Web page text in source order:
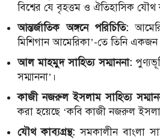
বিশ্বের যে বৃহত্তম ও ঐতিহাসিক যৌথ
আন্তর্জাতিক অঙ্গনে পরিচিতি:
মিশিগান আমেরিকা’-তে তিনি
আল মাহমুদ সাহিত্য সম্মাননা:
সম্মাননা’।
কাজী নজরুল ইসলাম সাহিত্য
করা হয়েছে ‘কবি কাজী নজরুল
যৌথ কাব্যগ্রন্থ: সমকালীন বাংলা